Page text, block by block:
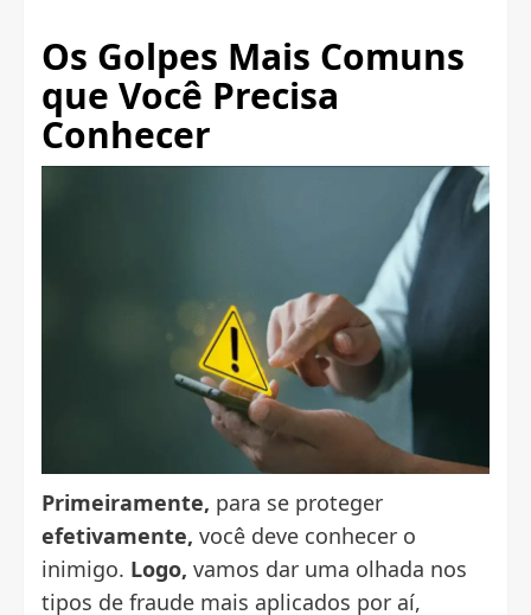
Os Golpes Mais Comuns
que Você Precisa
Conhecer
Primeiramente, para se proteger
efetivamente, você deve conhecer o
inimigo. Logo, vamos dar uma olhada nos
tipos de fraude mais aplicados por aí,